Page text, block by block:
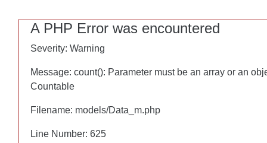
A PHP Error was encountered
Severity: Warning
Message: count(): Parameter must be an array or an
Countable
Filename: models/Data_m.php
Line Number: 625
A PHP Error was encountered
Severity: Warning
Message: count(): Parameter must be an array or an
Countable
Filename: models/Data_m.php
Line Number: 625